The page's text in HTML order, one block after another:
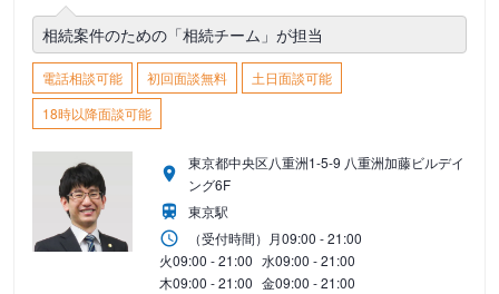
相続案件のための「相続チーム」が担当
電話相談可能 初回面談無料
土日面談可能
18時以降面談可能
東京都中央区八重洲1-5-9 八重洲加藤ビルデイ
ング6F
東京駅
（受付時間） 月09:00 - 21:00
火09:00 - 21:00 水09:00 - 21:00
木09:00 - 21:00 金09:00 - 21:00